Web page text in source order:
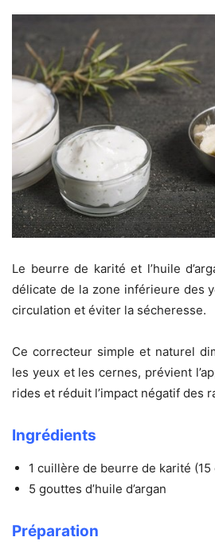
Le beurre de karité et l’huile
délicate de la zone inférieure des
circulation et éviter la sécheresse.
Ce correcteur simple et naturel
les yeux et les cernes, prévient
rides et réduit l’impact négatif des
Ingrédients
1 cuillère de beurre de karité (15
5 gouttes d’huile d’argan
Préparation